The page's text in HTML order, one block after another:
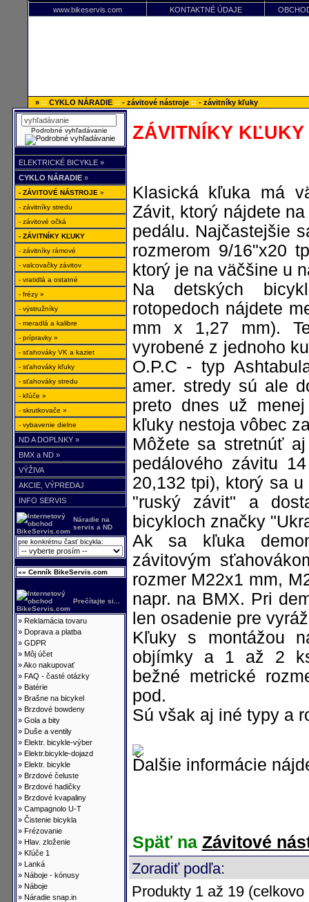
www.bikeservis.com KONTAKTNÉ ÚDAJE
» :: CYKLO NÁRADIE :: - závitové nástroje :: - závitníky kľuky
Podrobné vyhľadávanie
ELEKTRICKÉ BICYKLE »
CYKLO NÁRADIE»
- ZÁVITOVÉ NÁSTROJE »
- závitníky stredu
- závitové očká
- ZÁVITNÍKY KĽUKY
- závitníky rámové
- valcovačky závitov
- vratidlá a ostatné
- frézy »
- výstružníky
- meradlá a kalibre
- prípravky »
- sťahováky VK a kaziet
- sťahováky kľuky
- sťahováky stredu
- kľúče »
- skrutkovače »
- vybavenie dielne
ND A DOPLNKY »
BMX a ND »
VÝŽIVA
AKCIE, VÝPREDAJ
INFO SERVIS
Náradie na
servis a ND
pre konkrétnu časť bicykla:
»» Cenník BikeServis.com
Prečítajte si...
» Reklamácia tovaru
» Doprava a platba
» GDPR
» Môj účet
»Ako nakupovať
» FAQ - časté otázky
» Batérie
» Brašne na bicykel
» Brzdové bowdeny
» Gola a bity
» Duše a ventily
» Elektr. bicykle-výber
» Elektr.bicykle-dojazd
» Elektr. bicykle
» Brzdové čeluste
» Brzdové hadičky
» Brzdové kvapaliny
» Campagnolo U-T
» Čistenie bicykla
» Frézovanie
» Hlav. zloženie
» Kľúče 1
» Lanká
» Náboje - kónusy
» Náboje
» Náradie snap.in
ZÁVITNÍKY KĽUKY
Klasická kľuka má
Závit, ktorý nájdete
pedálu. Najčastejšie
rozmerom 9/16"x20
ktorý je na väčšine u
Na detských
rotopedoch nájdete
mm x 1,27 mm).
vyrobené z jednoho
O.P.C - typ
amer. stredy sú ale
preto dnes už
kľuky nestoja vôbec
Môžete sa stretnúť
pedálového závitu
20,132 tpi), ktorý sa
"ruský závit" a
bicykloch značky
Ak sa kľuka
závitovým
rozmer M22x1 mm,
napr. na BMX. Pri
len osadenie pre
Kľuky s montážou
objímky a 1 až 2
bežné metrické
pod.
Sú však aj iné typy a
Ďalšie informácie
Späť na Závitové
Zoradiť podľa:
Produkty 1 až 19 (celkovo